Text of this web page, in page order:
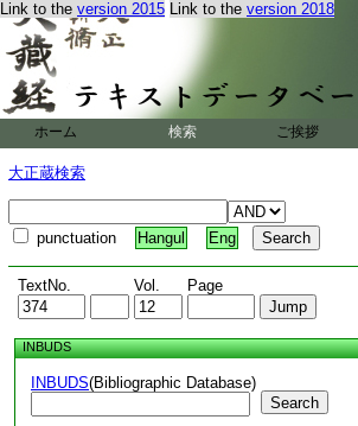
Link to the version 2015 Link to the version 2018
ホーム 検索 ご挨拶
大正蔵検索
punctuation Hangul Eng
TextNo. Vol. Page
INBUDS
INBUDS(Bibliographic Database)
Search